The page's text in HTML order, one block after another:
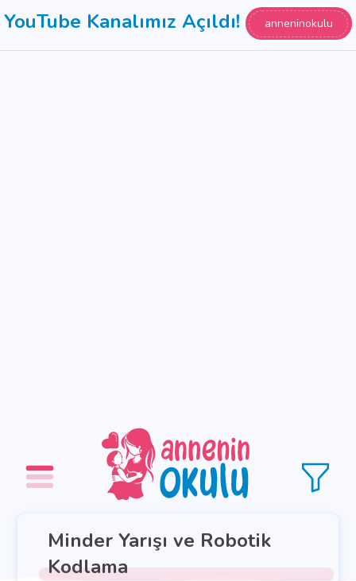
YouTube Kanalımız Açıldı! anneninokulu
Minder Yarışı ve Robotik
Kodlama